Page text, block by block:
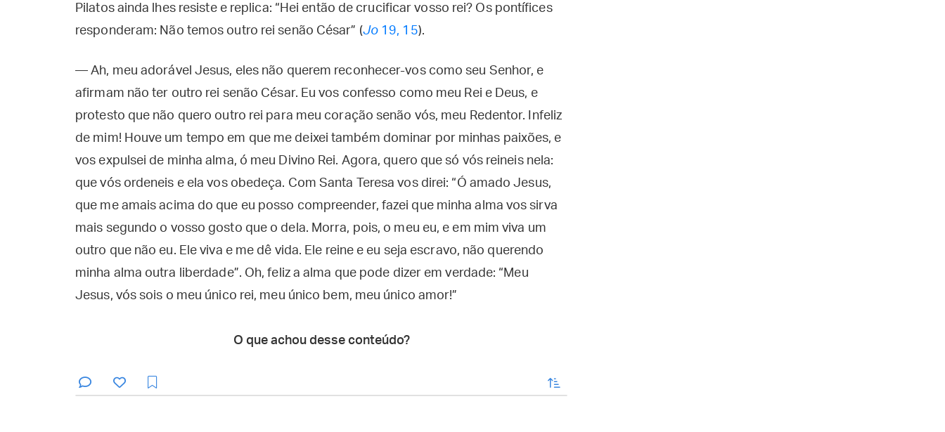
Pilatos ainda lhes resiste e replica: “Hei então de crucificar vosso rei? Os pontífices
responderam: Não temos outro rei senão César” (Jo19, 15).
— Ah, meu adorável Jesus, eles não querem reconhecer-vos como seu Senhor, e
afirmam não ter outro rei senão César. Eu vos confesso como meu Rei e Deus, e
protesto que não quero outro rei para meu coração senão vós, meu Redentor. Infeliz
de mim! Houve um tempo em que me deixei também dominar por minhas paixões, e
vos expulsei de minha alma, ó meu Divino Rei. Agora, quero que só vós reineis nela:
que vós ordeneis e ela vos obedeça. Com Santa Teresa vos direi: “Ó amado Jesus,
que me amais acima do que eu posso compreender, fazei que minha alma vos sirva
mais segundo o vosso gosto que o dela. Morra, pois, o meu eu, e em mim viva um
outro que não eu. Ele viva e me dê vida. Ele reine e eu seja escravo, não querendo
minha alma outra liberdade”. Oh, feliz a alma que pode dizer em verdade: “Meu
Jesus, vós sois o meu único rei, meu único bem, meu único amor!”
O que achou desse conteúdo?
enviar